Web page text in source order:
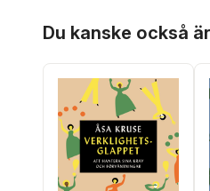
Du kanske också